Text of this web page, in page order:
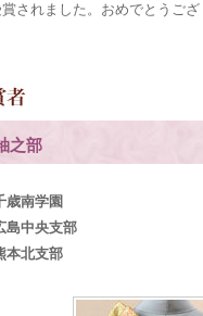
されました。おめでとうござ
之部
歳南学園
島中央支部
本北支部